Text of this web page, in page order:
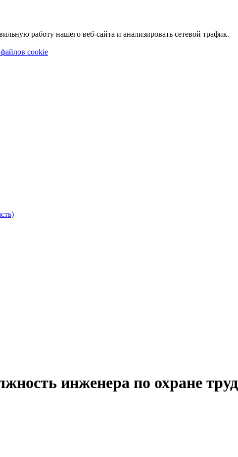
работу нашего веб-сайта и анализировать сетевой трафик.
cookie
инженера по охране